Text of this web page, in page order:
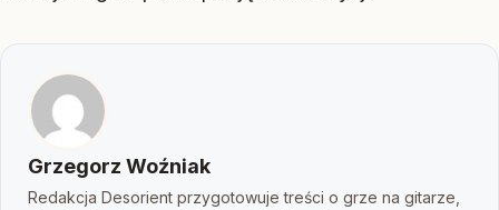
Grzegorz Woźniak
Redakcja Desorient przygotowuje treści o grze na gitarze,